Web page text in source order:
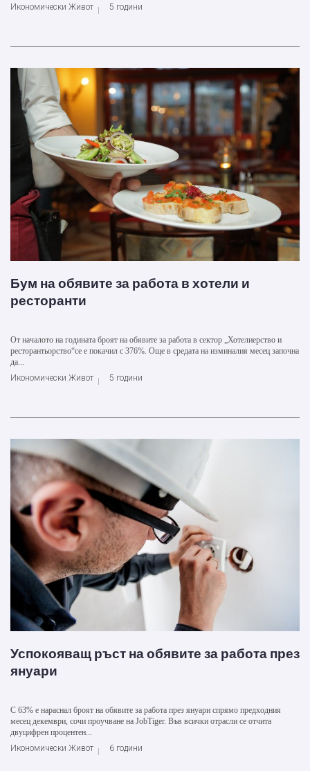
Икономически Живот
5 години
Бум на обявите за работа в хотели и
ресторанти
От началото на годината броят на обявите за работа в сектор „Хотелиерство и
ресторантьорство“се е покачил с 376%. Още в средата на изминалия месец започна
да...
Икономически Живот
5 години
Успокояващ ръст на обявите за работа през
януари
С 63% е нараснал броят на обявите за работа през януари спрямо предходния
месец декември, сочи проучване на JobTiger. Във всички отрасли се отчита
двуцифрен процентен...
Икономически Живот
6 години